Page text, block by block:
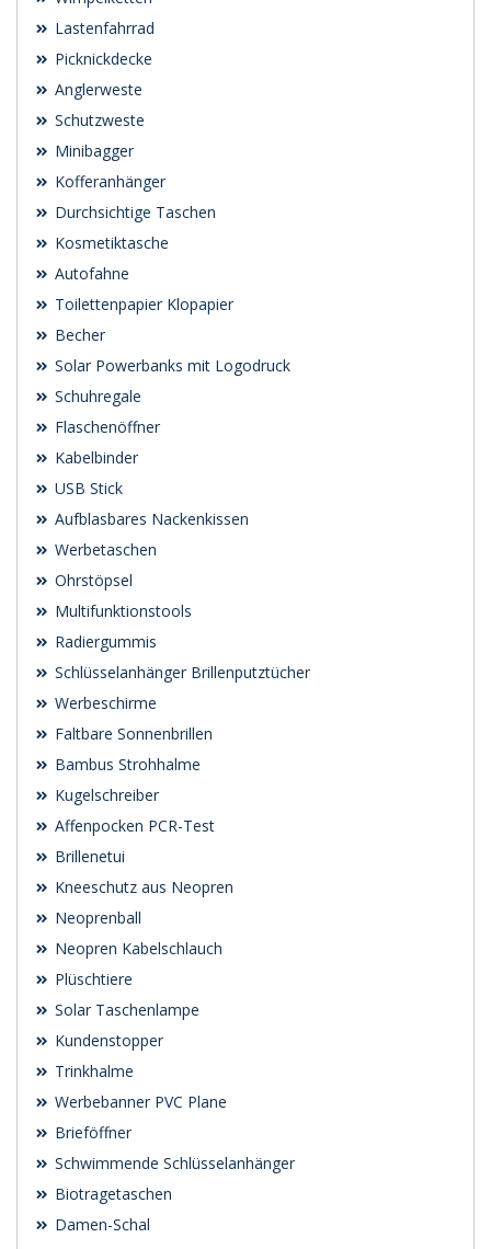
Lastenfahrrad
Picknickdecke
Anglerweste
Schutzweste
Minibagger
Kofferanhänger
Durchsichtige Taschen
Kosmetiktasche
Autofahne
Toilettenpapier Klopapier
Becher
Solar Powerbanks mit Logodruck
Schuhregale
Flaschenöffner
Kabelbinder
USB Stick
Aufblasbares Nackenkissen
Werbetaschen
Ohrstöpsel
Multifunktionstools
Radiergummis
Schlüsselanhänger Brillenputztücher
Werbeschirme
Faltbare Sonnenbrillen
Bambus Strohhalme
Kugelschreiber
Affenpocken PCR-Test
Brillenetui
Kneeschutz aus Neopren
Neoprenball
Neopren Kabelschlauch
Plüschtiere
Solar Taschenlampe
Kundenstopper
Trinkhalme
Werbebanner PVC Plane
Brieföffner
Schwimmende Schlüsselanhänger
Biotragetaschen
Damen-Schal